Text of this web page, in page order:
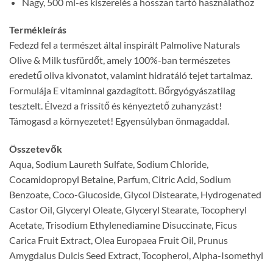
Termékleírás
Fedezd fel a természet által inspirált Palmolive Naturals
Olive & Milk tusfürdőt, amely 100%-ban természetes
eredetű oliva kivonatot, valamint hidratáló tejet tartalmaz.
Formulája E vitaminnal gazdagított. Bőrgyógyászatilag
tesztelt. Élvezd a frissítő és kényeztető zuhanyzást!
Támogasd a környezetet! Egyensúlyban önmagaddal.
Összetevők
Aqua, Sodium Laureth Sulfate, Sodium Chloride,
Cocamidopropyl Betaine, Parfum, Citric Acid, Sodium
Benzoate, Coco-Glucoside, Glycol Distearate, Hydrogenated
Castor Oil, Glyceryl Oleate, Glyceryl Stearate, Tocopheryl
Acetate, Trisodium Ethylenediamine Disuccinate, Ficus
Carica Fruit Extract, Olea Europaea Fruit Oil, Prunus
Amygdalus Dulcis Seed Extract, Tocopherol, Alpha-Isomethyl